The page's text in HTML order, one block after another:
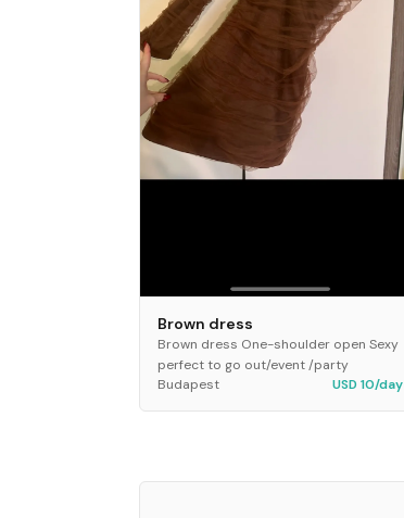
Brown dress
Brown dress One-shoulder open Sexy
perfect to go out/event /party
Budapest
USD 10/day